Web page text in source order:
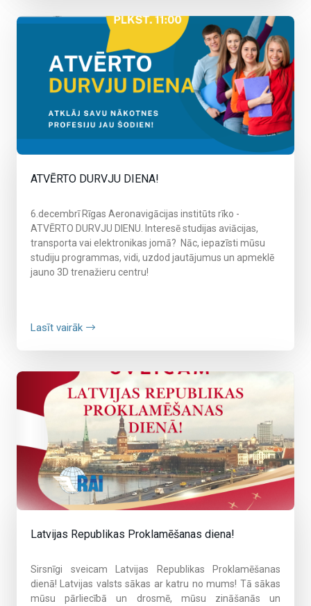
ATVĒRTO DURVJU DIENA!
6.decembrī Rīgas Aeronavigācijas institūts rīko -
ATVĒRTO DURVJU DIENU.
Interesē studijas aviācijas,
transporta vai elektronikas jomā? Nāc, iepazīsti mūsu
studiju programmas, vidi, uzdod jautājumus un apmeklē
jauno 3D trenažieru centru!
Lasīt vairāk
Latvijas Republikas Proklamēšanas diena!
Sirsnīgi sveicam Latvijas Republikas Proklamēšanas
dienā!
Latvijas valsts sākas ar katru no mums! Tā sākas
mūsu pārliecībā un drosmē, mūsu zināšanās un